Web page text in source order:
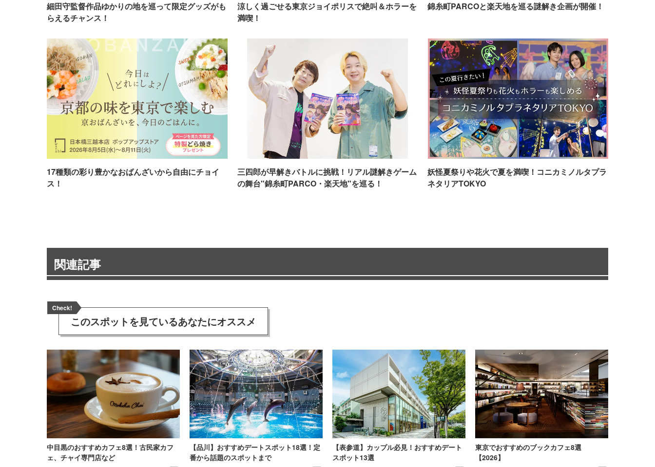
細田守監督作品ゆかりの地を巡って限定グッズがも
らえるチャンス！
涼しく過ごせる東京ジョイポリスで絶叫＆ホラーを
満喫！
錦糸町PARCOと楽天地を巡る謎解き企画が開催！
17種類の彩り豊かなおばんざいから自由にチョイ
ス！
三四郎が早解きバトルに挑戦！リアル謎解きゲーム
の舞台"錦糸町PARCO・楽天地"を巡る！
妖怪夏祭りや花火で夏を満喫！コニカミノルタプラ
ネタリアTOKYO
関連記事
Check!
このスポットを見ているあなたにオススメ
中目黒のおすすめカフェ8選！古民家カフ
ェ、チャイ専門店など
【品川】おすすめデートスポット18選！定
番から話題のスポットまで
【表参道】カップル必見！おすすめデート
スポット13選
東京でおすすめのブックカフェ8選
【2026】